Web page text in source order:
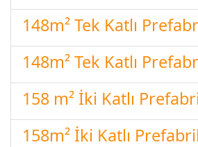
148m² Tek Katlı
148m² Tek Katlı
158 m² İki Katlı
158m² İki Katlı